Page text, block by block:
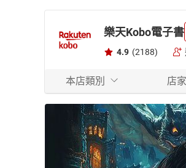
樂天Kobo電子書
4.9 (2188)
本店類別 店